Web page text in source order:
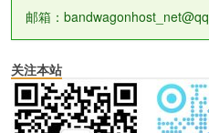
邮箱：
关注本站